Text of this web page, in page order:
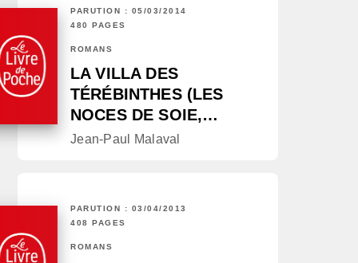
PARUTION : 05/03/2014
480 PAGES
ROMANS
LA VILLA DES
TÉRÉBINTHES (LES
NOCES DE SOIE,…
Jean-Paul Malaval
PARUTION : 03/04/2013
408 PAGES
ROMANS